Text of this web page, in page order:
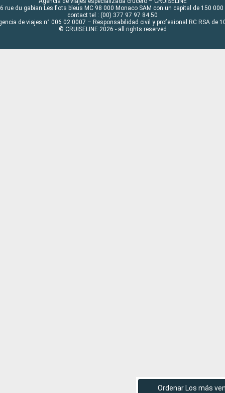
Ordenar Los más
rue du gabian Les flots bleus MC 98 000 Monaco SAM con un capital de 150 000
contact tel : (00) 377 97 97 84 50
de viajes n° 006 02 0007 – Responsabilidad civil y profesional RC RSA de
© CRUISELINE 2026 - all rights reserved